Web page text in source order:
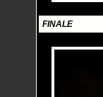
FINALE